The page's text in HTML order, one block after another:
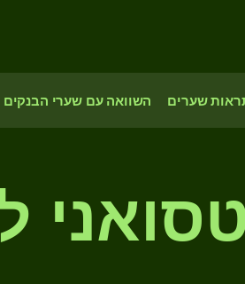
שערים השוואה עם שערי הבנקים